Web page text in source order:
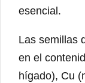
esencial.
Las semillas
en el
hígado), Cu